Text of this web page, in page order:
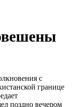
с
границе
поздно вечером